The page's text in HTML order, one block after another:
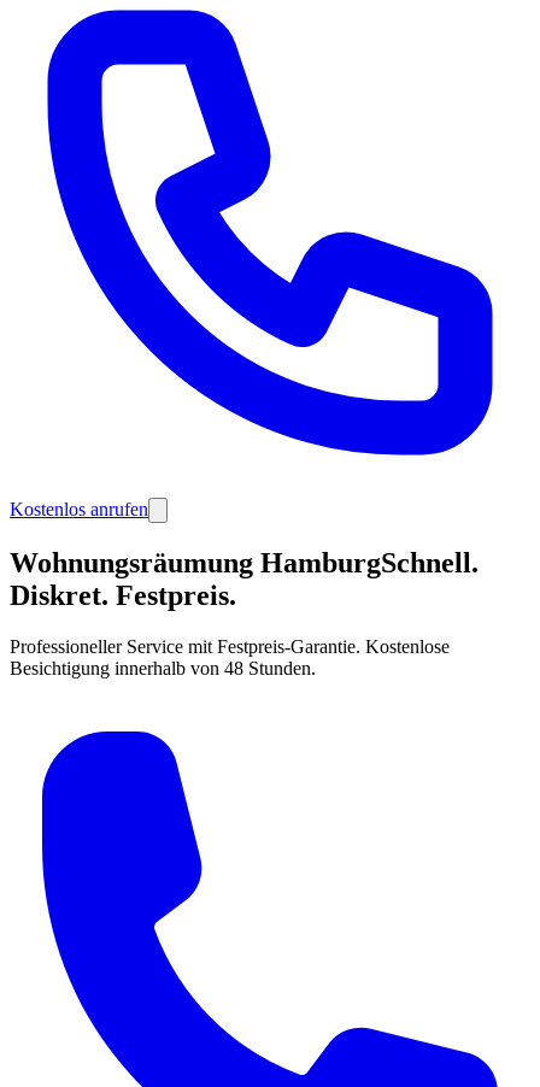
Kostenlos anrufen
Wohnungsräumung HamburgSchnell.
Diskret. Festpreis.
Professioneller Service mit Festpreis-Garantie. Kostenlose
Besichtigung innerhalb von 48 Stunden.